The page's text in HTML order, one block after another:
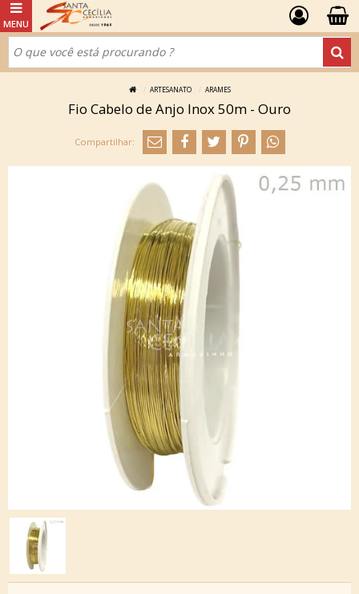
ARTESANATO ARAMES
Fio Cabelo de Anjo Inox 50m - Ouro